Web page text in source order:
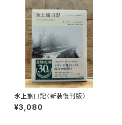
氷上旅日記〈新装復刊版〉
¥3,080